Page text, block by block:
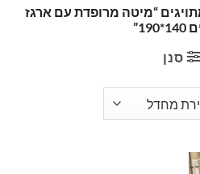
“מיטה מרופדת עם ארגז
סנן